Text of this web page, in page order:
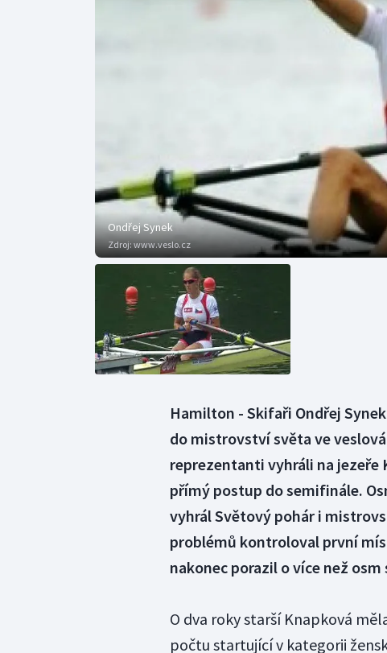
Golf
Gymnastika
Ondřej Synek
Zdroj:www.veslo.cz
Hamilton - Skifaři Ondřej
do mistrovství světa ve
reprezentanti vyhráli na jezeře
přímý postup do semifinále.
vyhrál Světový pohár i
problémů kontroloval první
nakonec porazil o více než osm
O dva roky starší Knapková
počtu startující v kategorii